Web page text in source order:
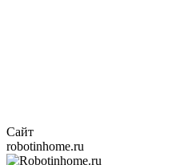
Сайт
robotinhome.ru